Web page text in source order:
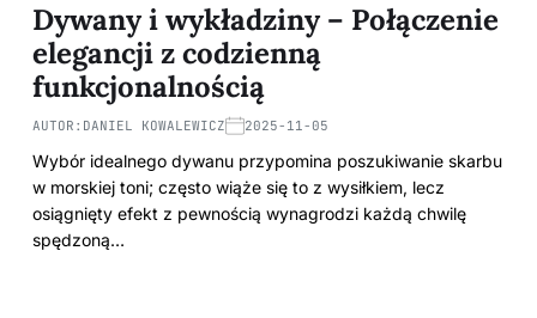
Dywany i wykładziny – Połączenie
elegancji z codzienną
funkcjonalnością
AUTOR: DANIEL KOWALEWICZ 2025-11-05
Wybór idealnego dywanu przypomina poszukiwanie skarbu
w morskiej toni; często wiąże się to z wysiłkiem, lecz
osiągnięty efekt z pewnością wynagrodzi każdą chwilę
spędzoną…